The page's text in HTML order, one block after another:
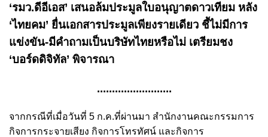
‘รมว.ดีอีเอส’ เสนอล้มประมูลใบอนุญาตดาวเทียม หลัง
‘ไทยคม’ ยื่นเอกสารประมูลเพียงรายเดียว ชี้ไม่มีการ
แข่งขัน-มีคำถามเป็นบริษัทไทยหรือไม่ เตรียมชง
‘บอร์ดดิจิทัล’ พิจารณา
.........................
จากกรณีที่เมื่อวันที่ 5 ก.ค.ที่ผ่านมา สำนักงานคณะกรรมการ
กิจการกระจายเสียง กิจการโทรทัศน์ และกิจการ